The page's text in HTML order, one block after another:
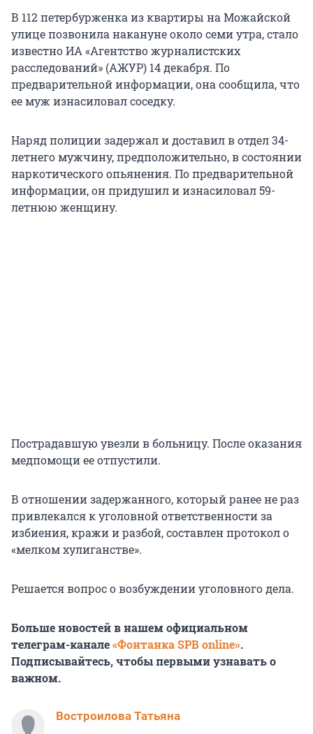
В 112 петербурженка из квартиры на Можайской
улице позвонила накануне около семи утра, стало
известно ИА «Агентство журналистских
расследований» (АЖУР) 14 декабря. По
предварительной информации, она сообщила, что
ее муж изнасиловал соседку.
Наряд полиции задержал и доставил в отдел 34-
летнего мужчину, предположительно, в состоянии
наркотического опьянения. По предварительной
информации, он придушил и изнасиловал 59-
летнюю женщину.
Пострадавшую увезли в больницу. После оказания
медпомощи ее отпустили.
В отношении задержанного, который ранее не раз
привлекался к уголовной ответственности за
избиения, кражи и разбой, составлен протокол о
«мелком хулиганстве».
Решается вопрос о возбуждении уголовного дела.
Больше новостей в нашем официальном
телеграм-канале«Фонтанка SPB online».
Подписывайтесь, чтобы первыми узнавать о
важном.
Востроилова Татьяна